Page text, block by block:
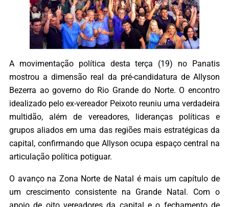
A movimentação política desta terça (19) no Panatis
mostrou a dimensão real da pré-candidatura de Allyson
Bezerra ao governo do Rio Grande do Norte. O encontro
idealizado pelo ex-vereador Peixoto reuniu uma verdadeira
multidão, além de vereadores, lideranças políticas e
grupos aliados em uma das regiões mais estratégicas da
capital, confirmando que Allyson ocupa espaço central na
articulação política potiguar.
O avanço na Zona Norte de Natal é mais um capítulo de
um crescimento consistente na Grande Natal. Com o